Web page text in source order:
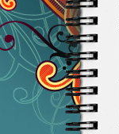
January
24